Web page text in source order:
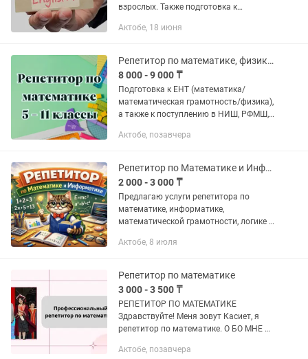
взрослых. Также подготовка к
Объясняю материал доступно и
каждого...
Актобе, 18 июня
Репетитор по математике, физике и химии. Подготовка к ЕНТ. НИШ, РФМШ. АР.
8 000 - 9 000 ₸
Подготовка к ЕНТ (математика/
математическая грамотность/физика),
а также к поступлению в НИШ, РФМШ,
школьникам по устранению пробелов
Актобе, позавчера
Репетитор по Математике и Информатике, Подготовка к ЕНТ (ОНЛАЙН)
2 000 - 3 000 ₸
Предлагаю услуги репетитора по
математике, информатике,
математической грамотности, логике и
преподавателем по математике в
Актобе, 8 июля
Репетитор по математике
3 000 - 3 500 ₸
РЕПЕТИТОР ПО МАТЕМАТИКЕ
Здравствуйте! Меня зовут Касиет, я
репетитор по математике. О БО МНЕ И
High School — школы-пансионата для
Актобе, позавчера